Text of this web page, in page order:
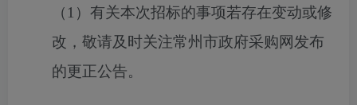
（ 1 ） 有关本次招标的事项若存在变动或修
改，敬请及时关注常州市政府采购网发布
的更正公告。